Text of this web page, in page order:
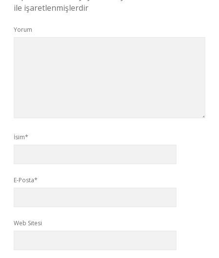
ile işaretlenmişlerdir
Yorum
İsim*
E-Posta*
Web Sitesi